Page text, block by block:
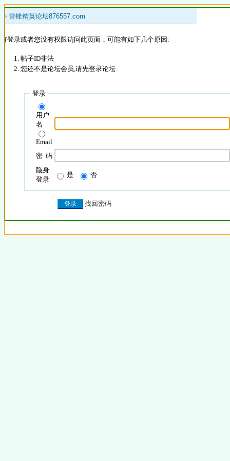
» 雷锋精英论坛876557.com
登录或者您没有权限访问此页面，可能有如下几个原因:
帖子ID非法
您还不是论坛会员,请先登录论坛
登录
用户
名
Email
密 码
隐身
登录
是 否
找回密码